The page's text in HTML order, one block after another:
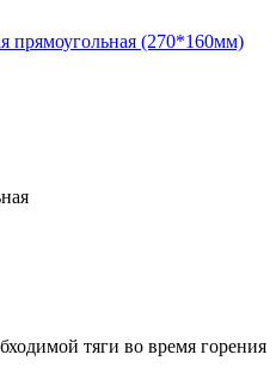
(270*160мм)
тяги во время горения